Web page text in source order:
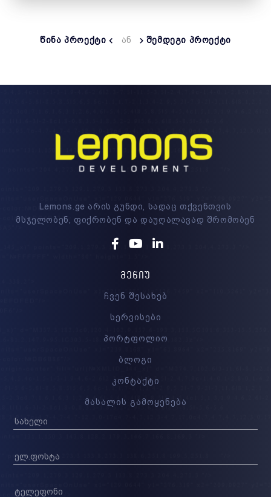
ᲬᲘᲜᲐ ᲞᲠᲝᲔᲥᲢᲘ ᲐᲜ ᲨᲔᲛᲓᲔᲒᲘ ᲞᲠᲝᲔᲥᲢᲘ
Lemons.ge არის გუნდი, სადაც თქვენთვის
მსჯელობენ, ფიქრობენ და დაუღალავად შრომობენ
ᲛᲔᲜᲘᲣ
ჩვენ შესახებ
სერვისები
პორტფოლიო
ბლოგი
კონტაქტი
მასალის გამოყენება